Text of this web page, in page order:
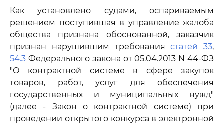
Как установлено судами, оспариваемым
решением поступившая в управление жалоба
общества признана обоснованной, заказчик
признан нарушившим требованиястатей 33,
54.3 Федерального закона от 05.04.2013 N 44-ФЗ
"О контрактной системе в сфере закупок
товаров, работ, услуг для обеспечения
государственных и муниципальных нужд"
(далее - Закон о контрактной системе) при
проведении открытого конкурса в электронной